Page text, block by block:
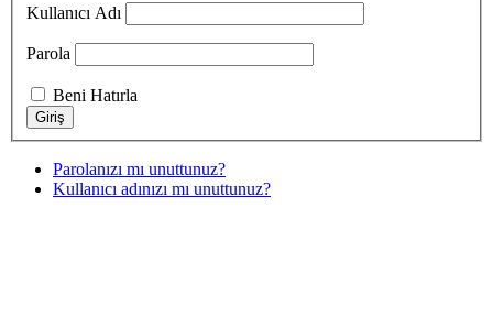
Kullanıcı Adı
Parola
Beni Hatırla
Parolanızı mı unuttunuz?
Kullanıcı adınızı mı unuttunuz?